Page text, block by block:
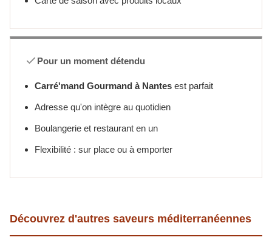
Pour un moment détendu
Carré'mand Gourmand à Nantes est parfait
Adresse qu'on intègre au quotidien
Boulangerie et restaurant en un
Flexibilité : sur place ou à emporter
Découvrez d'autres saveurs méditerranéennes